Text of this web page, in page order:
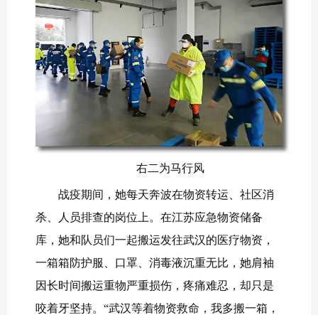
右二为马行风
战疫期间，她每天奔波在物资转运、社区消
杀、人员排查的岗位上。在江苏应急物资储备
库‌，她和队员们一起搬运发往武汉的医疗物资，
一箱箱防护服、口罩、消毒液沉重无比，她肩袖
因长时间搬运重物严重损伤，疼痛难忍，却只是
咬着牙坚持。“武汉等着物资救命，我多搬一箱，